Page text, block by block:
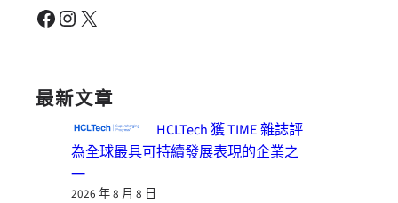
Facebook Instagram X
最新文章
HCLTech 獲 TIME 雜誌評
為全球最具可持續發展表現的企業之
一
2026 年 8 月 8 日